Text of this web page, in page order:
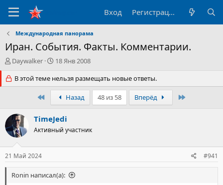
Вход Регистрация
Международная панорама
Иран. События. Факты. Комментарии.
А
т
о
е
м
ы
Daywalker
Д
т
а
а
а
л
18 Янв 2008
В этой теме нельзя размещать новые ответы.
ПервыйНазад 48 из 58 Вперёд
TimeJedi
Активный участник
21 Май 2024 #941
Ronin написал(а):